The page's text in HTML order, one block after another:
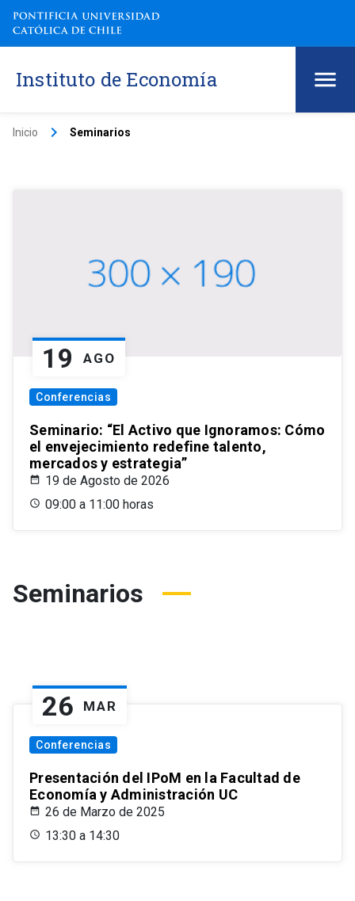
Instituto de Economía
Inicio keyboard_arrow_right Seminarios
19 AGO
Conferencias
Seminario: “El Activo que Ignoramos: Cómo
el envejecimiento redefine talento,
mercados y estrategia”
19 de Agosto de 2026
09:00 a 11:00 horas
Seminarios
26 MAR
Conferencias
Presentación del IPoM en la Facultad de
Economía y Administración UC
26 de Marzo de 2025
13:30 a 14:30